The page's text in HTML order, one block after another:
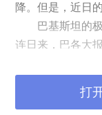
降。但是，近日
巴基斯坦的极
连日来，巴各大
义和恐怖主义问
打